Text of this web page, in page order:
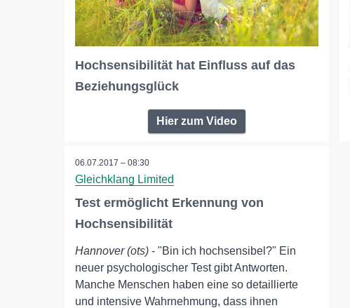
Hochsensibilität hat Einfluss auf das
Beziehungsglück
Hier zum Video
06.07.2017 – 08:30
Gleichklang Limited
Test ermöglicht Erkennung von
Hochsensibilität
Hannover (ots) - "Bin ich hochsensibel?" Ein
neuer psychologischer Test gibt Antworten.
Manche Menschen haben eine so detaillierte
und intensive Wahrnehmung, dass ihnen